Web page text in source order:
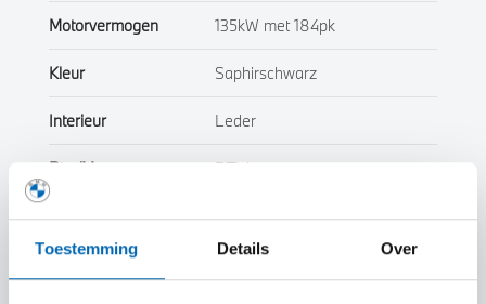
Toestemming Details Over
Motorvermogen 135kW met 184pk
Kleur Saphirschwarz
Interieur Leder
Btw/Marge BTW
Toon alle eigenschappen